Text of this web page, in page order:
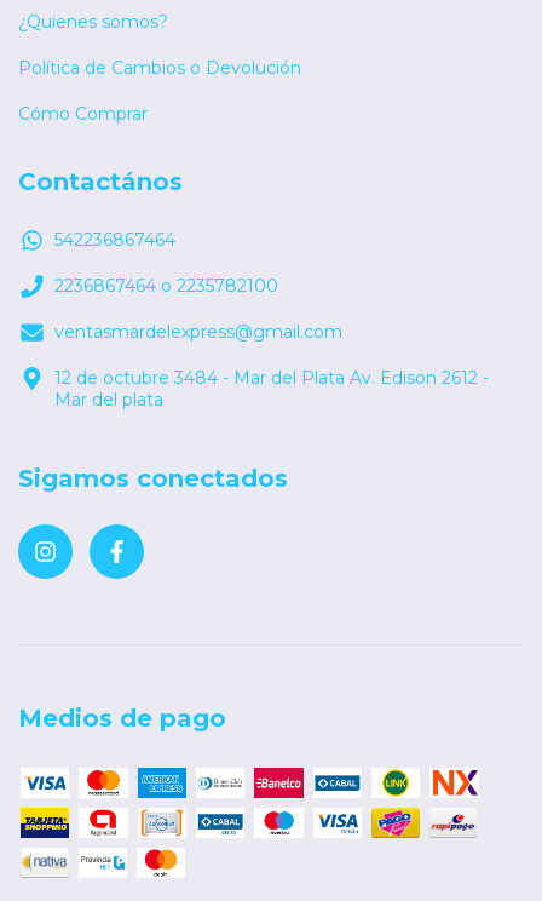
¿Quienes somos?
Política de Cambios o Devolución
Cómo Comprar
Contactános
542236867464
2236867464 o 2235782100
ventasmardelexpress@gmail.com
12 de octubre 3484 - Mar del Plata Av. Edison 2612 -
Mar del plata
Sigamos conectados
Medios de pago